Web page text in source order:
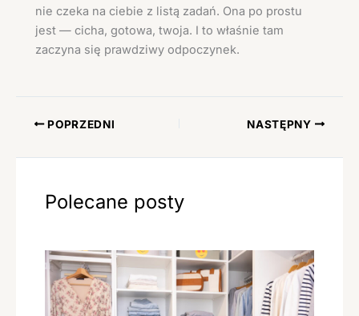
nie czeka na ciebie z listą zadań. Ona po prostu
jest — cicha, gotowa, twoja. I to właśnie tam
zaczyna się prawdziwy odpoczynek.
POPRZEDNI NASTĘPNY
Polecane posty